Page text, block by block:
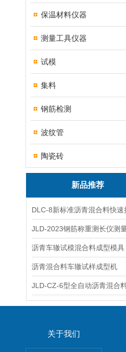
保温材料仪器
测量工具仪器
试模
集料
钢筋检测
波纹管
陶瓷砖
新品推荐
沥青车辙试模混合料成型模具
沥青混合料车辙试样成型机
关于我们